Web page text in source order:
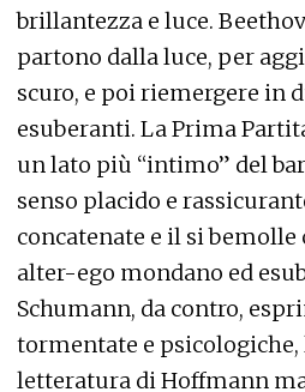
brillantezza e luce.
partono dalla luce, per
scuro, e poi riemergere in
esuberanti. La Prima
un lato più “intimo” del
senso placido e
concatenate e il si bemolle
alter-ego mondano ed
Schumann, da contro,
tormentate e psicologiche,
letteratura di Hoffmann